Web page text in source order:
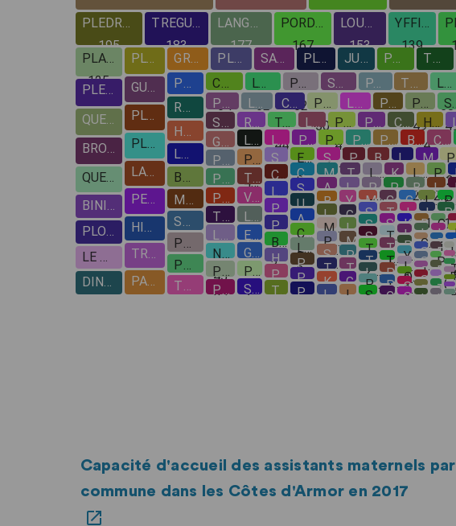
Capacité d'accueil des assistants maternels par
commune dans les Côtes d'Armor en 2017